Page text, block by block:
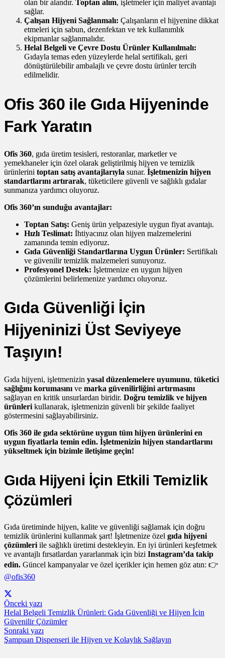
olan bir alandır. Toptan alım, işletmeler için maliyet avantajı
sağlar.
Çalışan Hijyeni Sağlanmalı: Çalışanların el hijyenine dikkat
etmeleri için sabun, dezenfektan ve tek kullanımlık
ekipmanlar sağlanmalıdır.
Helal Belgeli ve Çevre Dostu Ürünler Kullanılmalı:
Gıdayla temas eden yüzeylerde helal sertifikalı, geri
dönüştürülebilir ambalajlı ve çevre dostu ürünler tercih
edilmelidir.
Ofis 360 ile Gıda Hijyeninde
Fark Yaratın
Ofis 360, gıda üretim tesisleri, restoranlar, marketler ve
yemekhaneler için özel olarak geliştirilmiş hijyen ve temizlik
ürünlerini toptan satış avantajlarıyla sunar. İşletmenizin hijyen
standartlarını artırarak, tüketicilere güvenli ve sağlıklı gıdalar
sunmanıza yardımcı oluyoruz.
Ofis 360’ın sunduğu avantajlar:
Toptan Satış: Geniş ürün yelpazesiyle uygun fiyat avantajı.
Hızlı Teslimat: İhtiyacınız olan hijyen malzemelerini
zamanında temin ediyoruz.
Gıda Güvenliği Standartlarına Uygun Ürünler: Sertifikalı
ve güvenilir temizlik malzemeleri sunuyoruz.
Profesyonel Destek: İşletmenize en uygun hijyen
çözümlerini belirlemenize yardımcı oluyoruz.
Gıda Güvenliği İçin
Hijyeninizi Üst Seviyeye
Taşıyın!
Gıda hijyeni, işletmenizin yasal düzenlemelere uyumunu, tüketici
sağlığını korumasınıve marka güvenilirliğini artırmasını
sağlayan en kritik unsurlardan biridir. Doğru temizlik ve hijyen
ürünlerikullanarak, işletmenizin güvenli bir şekilde faaliyet
göstermesini sağlayabilirsiniz.
Ofis 360 ile gıda sektörüne uygun tüm hijyen ürünlerini en
uygun fiyatlarla temin edin. İşletmenizin hijyen standartlarını
yükseltmek için bizimle iletişime geçin!
Gıda Hijyeni İçin Etkili Temizlik
Çözümleri
Gıda üretiminde hijyen, kalite ve güvenliği sağlamak için doğru
temizlik ürünlerini kullanmak şart! İşletmenize özel gıda hijyeni
çözümleri ile sağlıklı üretimi destekleyin. En iyi ürünleri keşfetmek
ve avantajlı fırsatlardan yararlanmak için bizi Instagram’da takip
edin. Güncel kampanyalar ve özel içerikler için hemen göz atın: 👉
@ofis360
Önceki yazı
Helal Belgeli Temizlik Ürünleri: Gıda Güvenliği ve Hijyen İçin
Güvenilir Çözümler
Sonraki yazı
Şampuan Dispenseri ile Hijyen ve Kolaylık Sağlayın